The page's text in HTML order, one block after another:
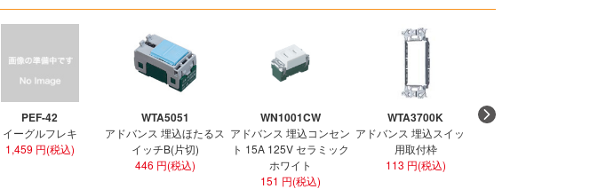
PEF-42
イーグルフレキ
1,459 円(税込)
WTA5051
アドバンス 埋込ほたるス
イッチB(片切)
446 円(税込)
WN1001CW
アドバンス 埋込コンセン
ト 15A 125V セラミック
ホワイト
151 円(税込)
WTA3700K
アドバンス 埋込スイッチ
用取付枠
113 円(税込)